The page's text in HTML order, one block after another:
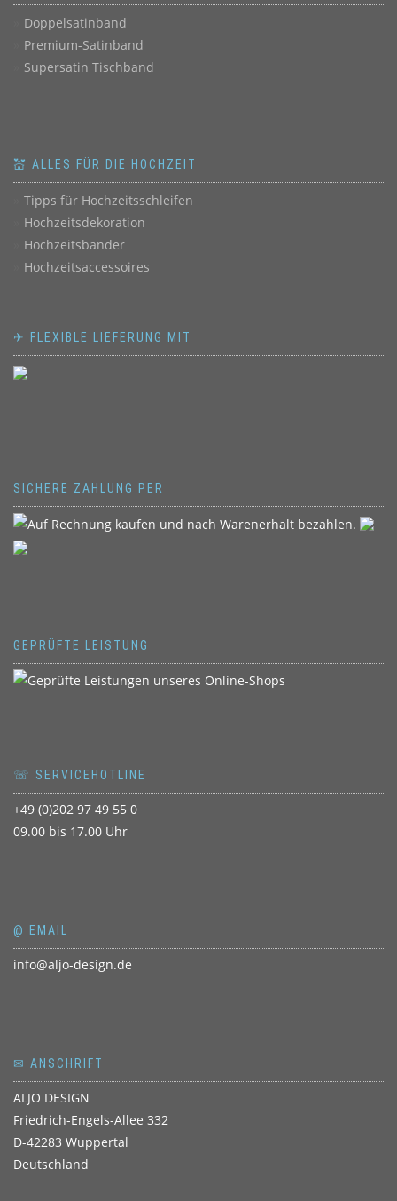
Doppelsatinband
Premium-Satinband
Supersatin Tischband
💒 ALLES FÜR DIE HOCHZEIT
Tipps für Hochzeitsschleifen
Hochzeitsdekoration
Hochzeitsbänder
Hochzeitsaccessoires
✈ FLEXIBLE LIEFERUNG MIT
SICHERE ZAHLUNG PER
GEPRÜFTE LEISTUNG
☏ SERVICEHOTLINE
+49 (0)202 97 49 55 0
09.00 bis 17.00 Uhr
@ EMAIL
info@aljo-design.de
✉ ANSCHRIFT
ALJO DESIGN
Friedrich-Engels-Allee 332
D-42283 Wuppertal
Deutschland